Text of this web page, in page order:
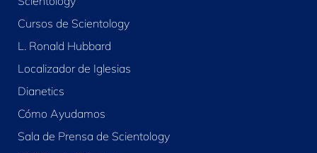
Cursos de Scientology
L. Ronald Hubbard
Localizador de Iglesias
Dianetics
Cómo Ayudamos
Sala de Prensa de Scientology